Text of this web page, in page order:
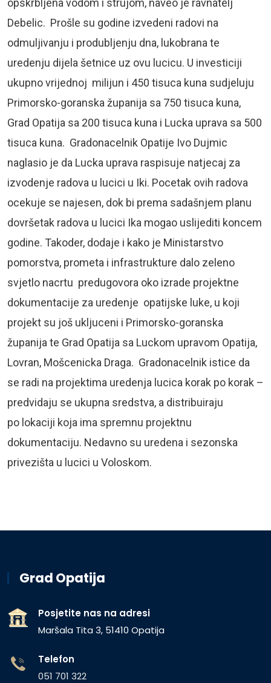
Debelic. Prošle su godine izvedeni radovi na
odmuljivanju i produbljenju dna, lukobrana te
uredenju dijela šetnice uz ovu lucicu. U investiciji
ukupno vrijednoj milijun i 450 tisuca kuna sudjeluju
Primorsko-goranska županija sa 750 tisuca kuna,
Grad Opatija sa 200 tisuca kuna i Lucka uprava sa 500
tisuca kuna. Gradonacelnik Opatije Ivo Dujmic
naglasio je da Lucka uprava raspisuje natjecaj za
izvodenje radova u lucici u Iki. Pocetak ovih radova
ocekuje se najesen, dok bi prema sadašnjem planu
dovršetak radova u lucici Ika mogao uslijediti koncem
godine. Takoder, dodaje i kako je Ministarstvo
pomorstva, prometa i infrastrukture dalo zeleno
svjetlo nacrtu predugovora oko izrade projektne
dokumentacije za uredenje opatijske luke, u koji
projekt su još ukljuceni i Primorsko-goranska
županija te Grad Opatija sa Luckom upravom Opatija,
Lovran, Mošcenicka Draga. Gradonacelnik istice da
se radi na projektima uredenja lucica korak po korak –
predvidaju se ukupna sredstva, a distribuiraju
po lokaciji koja ima spremnu projektnu
dokumentaciju. Nedavno su uredena i sezonska
privezišta u lucici u Voloskom.
Grad Opatija
Posjetite nas na adresi
Maršala Tita 3, 51410 Opatija
Telefon
051 701 322